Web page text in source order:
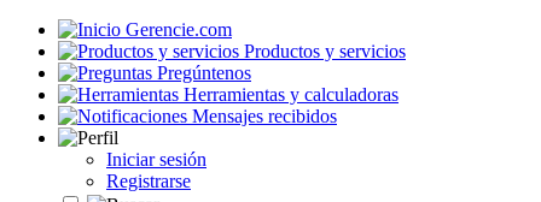
Gerencie.com
Productos y servicios
Pregúntenos
Herramientas y calculadoras
Mensajes recibidos
Iniciar sesión
Registrarse